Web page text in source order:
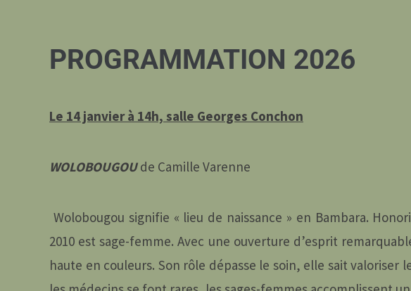
PROGRAMMATION 2026
Le 14 janvier à 14h, salle Georges Conchon
WOLOBOUGOUde Camille Varenne
Wolobougou signifie « lieu de naissance » en Bambara.
2010 est sage-femme. Avec une ouverture d’esprit
haute en couleurs. Son rôle dépasse le soin, elle sait valoriser